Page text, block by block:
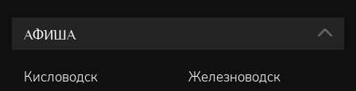
АФИША
Кисловодск
Железноводск